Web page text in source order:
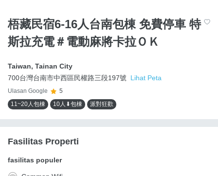
梧藏民宿6-16人台南包棟 免費停車 特
斯拉充電＃電動麻將卡拉ＯＫ
Taiwan, Tainan City
700台灣台南市中西區民權路三段197號
Lihat Peta
Ulasan Google
5
11~20人包棟
10人⬇包棟 派對狂歡
Fasilitas Properti
fasilitas populer